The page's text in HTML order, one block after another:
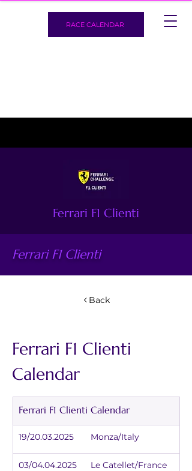
RACE CALENDAR
Ferrari F1 Clienti
Ferrari F1 Clienti
Back
Ferrari F1 Clienti
Calendar
Ferrari F1 Clienti Calendar
19/20.03.2025	Monza/Italy
03/04.04.2025	Le Catellet/France